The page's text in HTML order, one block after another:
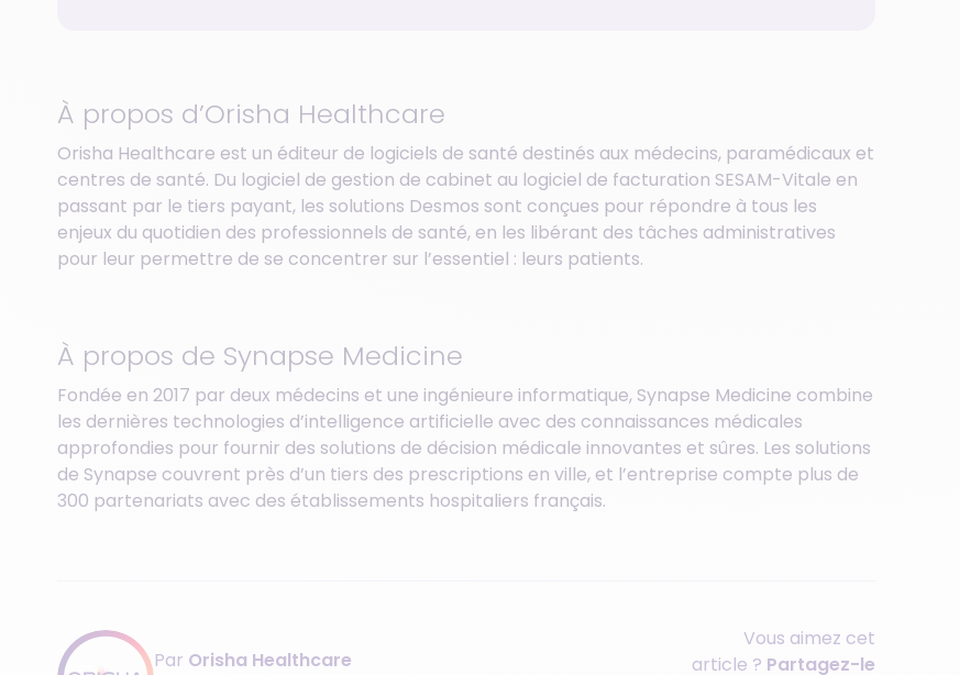
À propos d’Orisha Healthcare
Orisha Healthcare est un éditeur de logiciels de santé destinés aux médecins, paramédicaux et
centres de santé. Du logiciel de gestion de cabinet au logiciel de facturation SESAM-Vitale en
passant par le tiers payant, les solutions Desmos sont conçues pour répondre à tous les
enjeux du quotidien des professionnels de santé, en les libérant des tâches administratives
pour leur permettre de se concentrer sur l’essentiel : leurs patients.
À propos de Synapse Medicine
Fondée en 2017 par deux médecins et une ingénieure informatique, Synapse Medicine combine
les dernières technologies d’intelligence artificielle avec des connaissances médicales
approfondies pour fournir des solutions de décision médicale innovantes et sûres. Les solutions
de Synapse couvrent près d’un tiers des prescriptions en ville, et l’entreprise compte plus de
300 partenariats avec des établissements hospitaliers français.
Par Orisha Healthcare
Vous aimez cet
article ? Partagez-le